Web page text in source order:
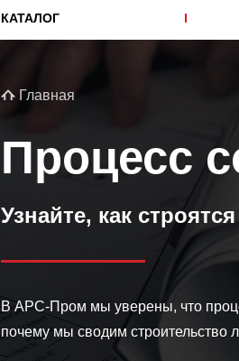
Основная
навигация
КАТАЛОГ
Строка
Главная
Процесс
Узнайте, как
В АРС-Пром мы уверены, что
почему мы сводим строительство